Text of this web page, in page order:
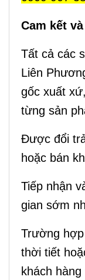
Cam kết
Tất cả các
Liên
gốc xuất
từng sản
Được đổi
hoặc bán
Tiếp nhận
gian sớm
Trường
thời tiết
khách